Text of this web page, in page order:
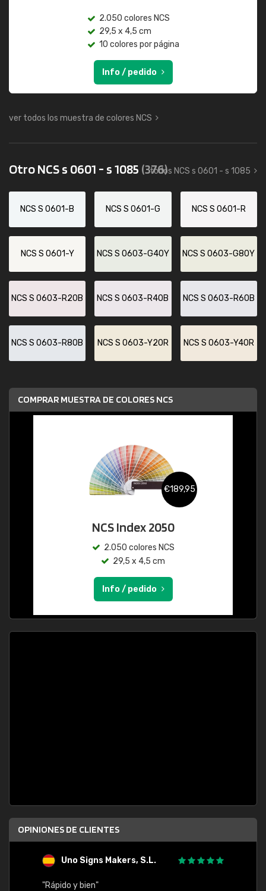
2.050 colores NCS
29,5 x 4,5 cm
10 colores por página
Info / pedido
ver todos los muestra de colores NCS
Otro NCS s 0601 - s 1085 (376)
todos NCS s 0601 - s 1085
NCS S 0601-B NCS S 0601-G NCS S 0601-R
NCS S 0601-Y NCS S 0603-G40Y NCS S 0603-G80Y
NCS S 0603-R20B NCS S 0603-R40B NCS S 0603-R60B
NCS S 0603-R80B NCS S 0603-Y20R NCS S 0603-Y40R
COMPRAR MUESTRA DE COLORES NCS
€189,95
NCS Index 2050
2.050 colores NCS
29,5 x 4,5 cm
Info / pedido
OPINIONES DE CLIENTES
Uno Signs Makers, S.L.
"Rápido y bien"